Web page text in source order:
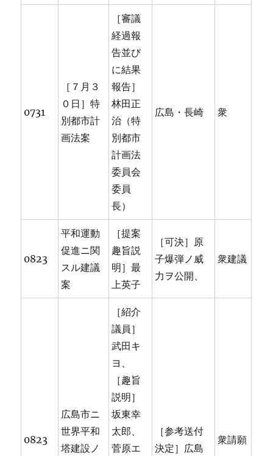
0731
［７月３
０日］特
別都市計
画法案
［審議
経過報
告並び
に結果
報告］
林田正
治（特
別都市
計画法
委員会
委員
長）
広島・長崎 衆
0823
平和運動
促進ニ関
スル建議
案
［提案
趣旨説
明］最
上英子
［可決］原
子爆弾ノ威
力ヲ公開、
衆建議
0823
広島市ニ
世界平和
塔建設ノ
［紹介
議員］
武田キ
ヨ、
［趣旨
説明］
坂東幸
太郎、
菅原エ
［参考送付
決定］広島
衆請願